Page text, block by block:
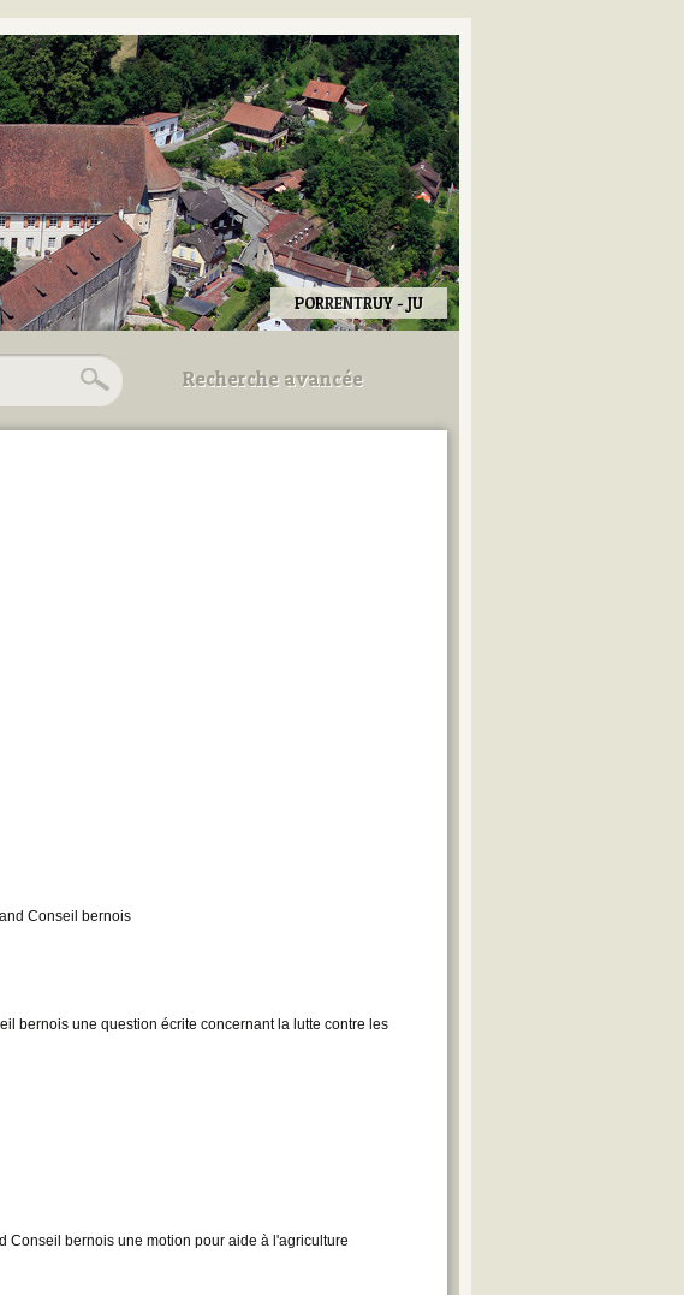
PORRENTRUY - JU
Recherche avancée
Utilisez les champs ci-dessous
Conseil bernois
bernois une question écrite concernant la lutte contre les
bernois une motion pour aide à l'agriculture